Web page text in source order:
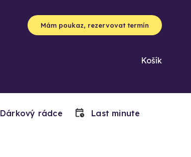
Mám poukaz, rezervovat termín
Košík
Dárkový rádce Last minute